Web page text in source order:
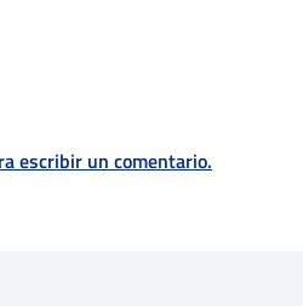
escribir un comentario.